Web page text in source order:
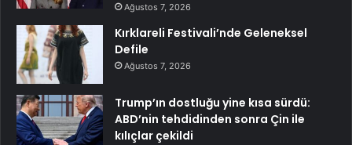
Ağustos 7, 2026
Kırklareli Festivali’nde Geleneksel
Defile
Ağustos 7, 2026
Trump’ın dostluğu yine kısa sürdü:
ABD’nin tehdidinden sonra Çin ile
kılıçlar çekildi